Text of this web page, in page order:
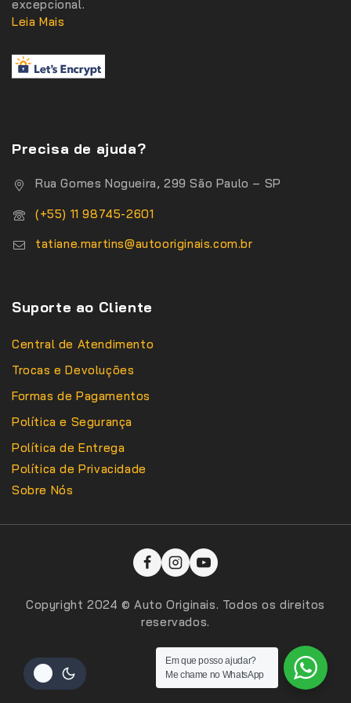
excepcional.
Leia Mais
Precisa de ajuda?
Rua Gomes Nogueira, 299 São Paulo – SP
(+55) 11 98745-2601
tatiane.martins@autooriginais.com.br
Suporte ao Cliente
Central de Atendimento
Trocas e Devoluções
Formas de Pagamentos
Política e Segurança
Política de Entrega
Política de Privacidade
Sobre Nós
Copyright 2024 © Auto Originais. Todos os direitos
reservados.
Em que posso ajudar?
Me chame no WhatsApp